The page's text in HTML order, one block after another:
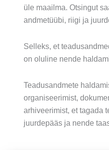
üle maailma. Otsingut
andmetüübi, riigi ja
Selleks, et
on oluline nende
Teadusandmete
organiseerimist,
arhiveerimist, et tagada
juurdepääs ja nende